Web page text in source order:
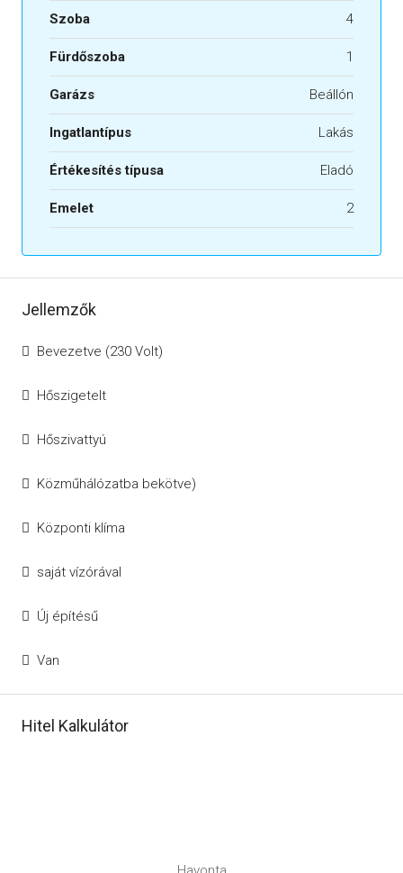
Szoba 4
Fürdőszoba 1
Garázs Beállón
Ingatlantípus Lakás
Értékesítés típusa Eladó
Emelet 2
Jellemzők
Bevezetve (230 Volt)
Hőszigetelt
Hőszivattyú
Közműhálózatba bekötve)
Központi klíma
saját vízórával
Új építésű
Van
Hitel Kalkulátor